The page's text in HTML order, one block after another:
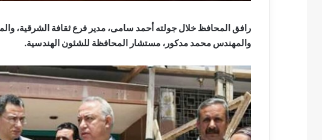
رافق المحافظ خلال جولته أحمد سامى، مدير فرع ثقافة الشرقية،
والمهندس محمد مدكور، مستشار المحافظة للشئون الهندسية.